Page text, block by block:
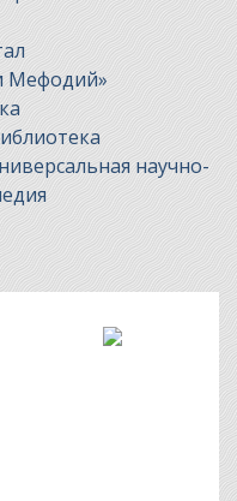
Мефодий»
научно-